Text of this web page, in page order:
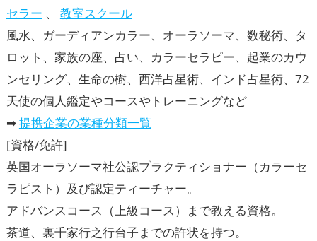
セラー 、 教室スクール
風水、ガーディアンカラー、オーラソーマ、数秘術、タ
ロット、家族の座、占い、カラーセラピー、起業のカウ
ンセリング、生命の樹、西洋占星術、インド占星術、72
天使の個人鑑定やコースやトレーニングなど
➡提携企業の業種分類一覧
[資格/免許]
英国オーラソーマ社公認プラクティショナー（カラーセ
ラピスト）及び認定ティーチャー。
アドバンスコース（上級コース）まで教える資格。
茶道、裏千家行之行台子までの許状を持つ。